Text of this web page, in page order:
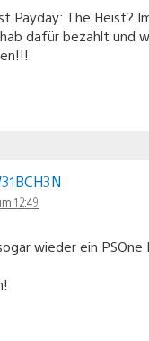
Payday: The Heist?
dafür bezahlt und
12:49
wieder ein PSOne